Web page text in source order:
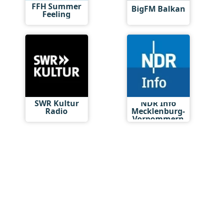
FFH Summer
Feeling BigFM Balkan
SWR Kultur
Radio
NDR Info
Mecklenburg-
Vorpommern